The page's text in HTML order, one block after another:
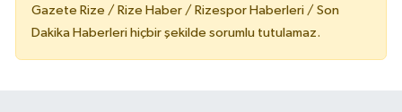
Gazete Rize / Rize Haber / Rizespor Haberleri / Son
Dakika Haberleri hiçbir şekilde sorumlu tutulamaz.